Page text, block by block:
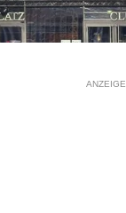
ANZEIGE